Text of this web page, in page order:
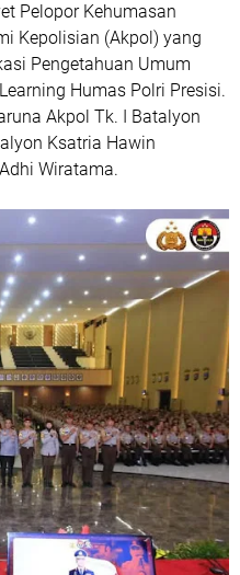
Pelopor Kehumasan
Kepolisian (Akpol) yang
Pengetahuan Umum
Humas Polri Presisi.
Akpol Tk. I Batalyon
Ksatria Hawin
Wiratama.